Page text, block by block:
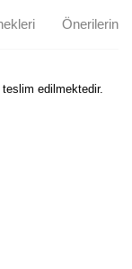
Önerileriniz
edilmektedir.